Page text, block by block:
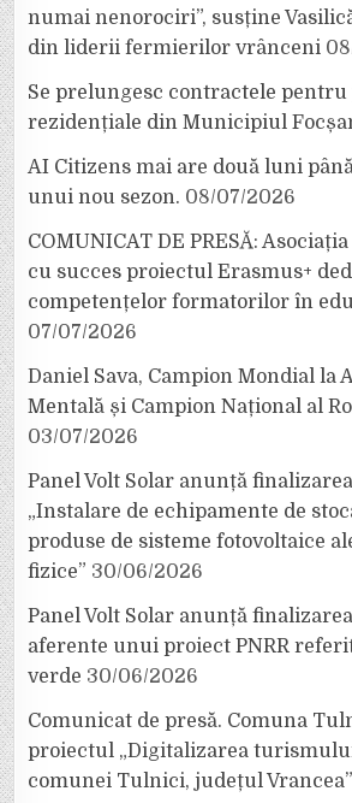
numai nenorociri”, susține
din liderii fermierilor vrânceni
Se prelungesc contractele
rezidențiale din Municipiul
AI Citizens mai are două luni
unui nou sezon. 08/07/2026
COMUNICAT DE PRESĂ:
cu succes proiectul Erasmus+
competențelor formatorilor în
07/07/2026
Daniel Sava, Campion Mondial la
Mentală și Campion Național al
03/07/2026
Panel Volt Solar anunță
„Instalare de echipamente de
produse de sisteme fotovoltaice
fizice” 30/06/2026
Panel Volt Solar anunță
aferente unui proiect PNRR
verde 30/06/2026
Comunicat de presă. Comuna
proiectul „Digitalizarea
comunei Tulnici, județul Vrancea”